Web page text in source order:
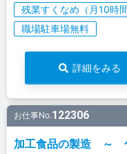
残業すくなめ（月10時間
職場駐車場無料
詳細をみる
お仕事No.122306
加工食品の製造 ～